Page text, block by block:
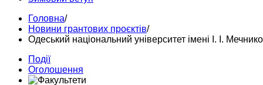
Головна/
Новини грантових проєктів/
Одеський національний університет імені І. І.
Події
Оголошення